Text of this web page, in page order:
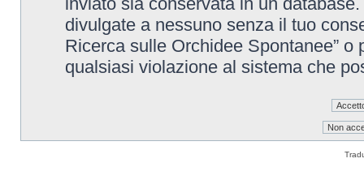
divulgate a nessuno senza il tuo
Ricerca sulle Orchidee Spontanee”
qualsiasi violazione al sistema che